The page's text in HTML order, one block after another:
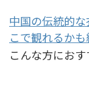
中国の伝統的
こで観れるかも
こんな方にお